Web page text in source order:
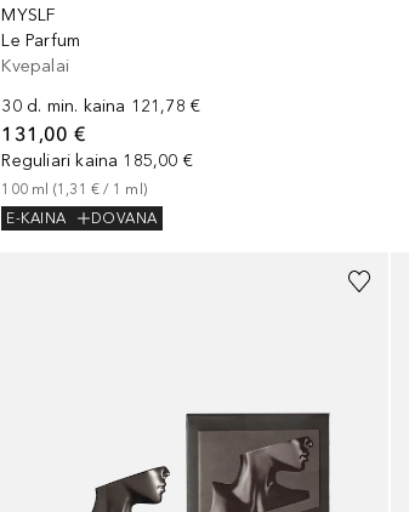
MYSLF
Le Parfum
Kvepalai
30 d. min. kaina 121,78 €
131,00 €
Reguliari kaina 185,00 €
100 ml (1,31 € / 1 ml )
E-KAINA
DOVANA